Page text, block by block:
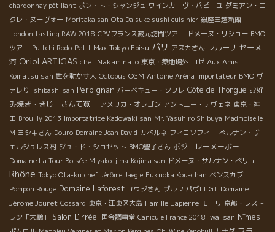
chardonnay pétillant ポン・ト・シャンジュ ワインカーヴ・パピーユ ダミアン・コ
クレ・ヌーヴォー Moritaka san Ota Daisuke sushi cuisinier 銀座三越新館
London tasting RAW 2018 CPVフランス蔵元訪問ツアー ドメーヌ・リショー BMO
ツアー Puitchi Rodo Petit Max Tokyo Ebisu パリ アスカさん フルーリ セーヌ
河 Oriol ARTIGAS chef Nakaminato 東京・築地場外 ロゼ Aux Amis
Komatsu san 世を動かす人 Octopus OGM Antoine Aréna Importateur BMO ヴ
ァレり Ishibashi san Perpignan バーベキュー・ソワレ Côte de Thongue お好
み焼き・きじ「さんて寛」
アメリカ・オレゴン アントニー・テヴェネ 東京・神
田 Brouilly 2013 Importatrice Kadowaki san Mr. Yasuhiro Shibuya Madmoiselle
M ヨシキさん Douro Domaine Jean David カベルネ フィロソフィー ぺルナン・ヴ
ェルジュレス村 ジュ・ド・ショセット BMO聖子さん ボジョレーヌーボー
Domaine La Tour Boisée Miyako-jima Kojima san ドメーヌ・サルナン・ベリュ
Rhône Tokyo Ota-ku chef Jérôme Jaegle Fukuoka Kou-chan ベンスカブ
Pompon Rouge Domaine Laforest ユウジさん プルフ パヴロ GT Domaine
Jérôme Jouret Cossard 東京・江東区大島 Famille Lapierre モーリ 京都・レスト
ラン「大鵬」
Salon L'irréel 国会議事堂 Canicule France 2018 Iwai san Nîmes